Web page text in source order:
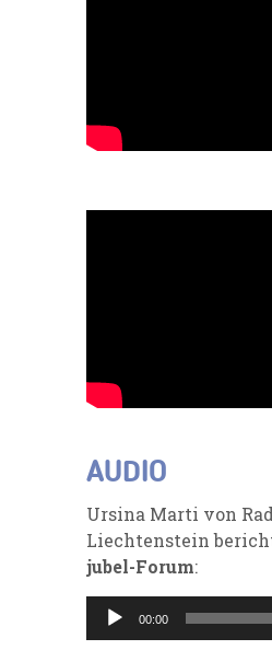
AUDIO
Ursina Marti von
Liechtenstein
jubel-Forum:
Audio-
Player
00:00